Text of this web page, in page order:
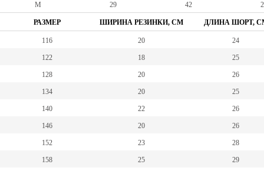
M 29 42
РАЗМЕР ШИРИНА РЕЗИНКИ, СМ ДЛИНА ШОРТ,
116 20 24
122 18 25
128 20 26
134 20 25
140 22 26
146 20 26
152 23 28
158 25 29